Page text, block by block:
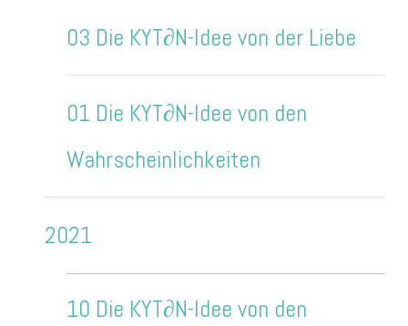
03 Die KYT∂N-Idee von der Liebe
01 Die KYT∂N-Idee von den
Wahrscheinlichkeiten
2021
10 Die KYT∂N-Idee von den